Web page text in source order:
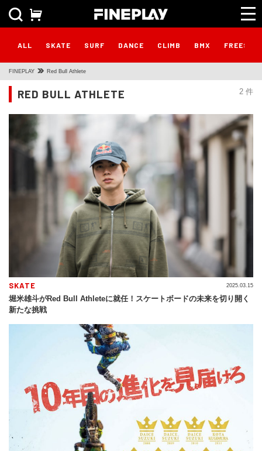
ALL SKATE SURF DANCE CLIMB BMX
FINEPLAY Red Bull Athlete
2 件
RED BULL ATHLETE
SKATE
堀米雄斗がRed Bull Athleteに就任！スケートボードの未来を切り開く
新たな挑戦
2025.03.15